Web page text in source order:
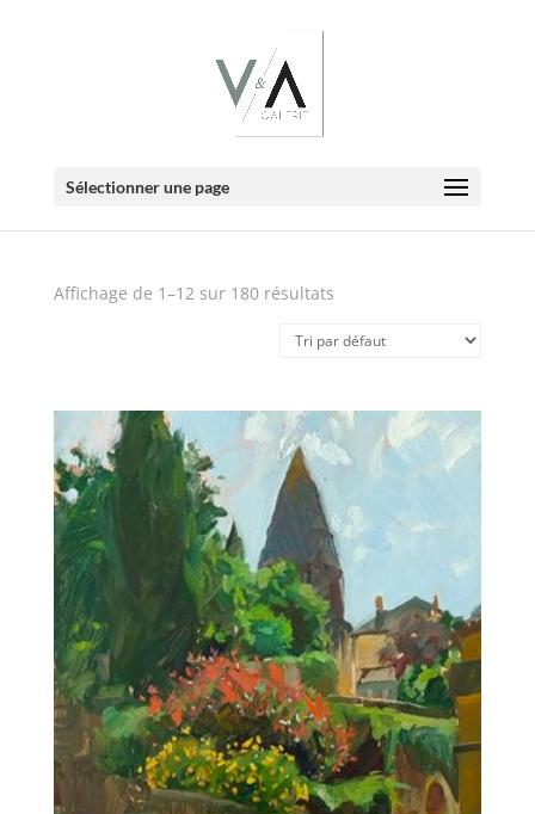
Sélectionner une page
E-Boutique
Affichage de 1–12 sur 180 résultats